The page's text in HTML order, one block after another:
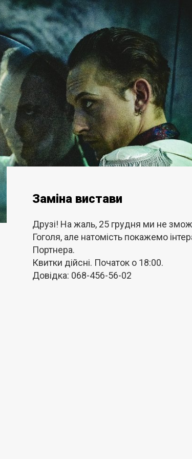
Заміна вистави
Друзі! На жаль, 25 грудня ми не
Гоголя, але натомість покажемо
Портнера.
Квитки дійсні. Початок о 18:00.
Довідка: 068-456-56-02